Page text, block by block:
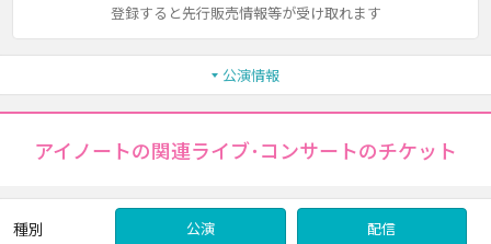
登録すると先行販売情報等が受け取れます
公演情報
アイノートの関連ライブ･コンサートのチケット
種別 公演 配信